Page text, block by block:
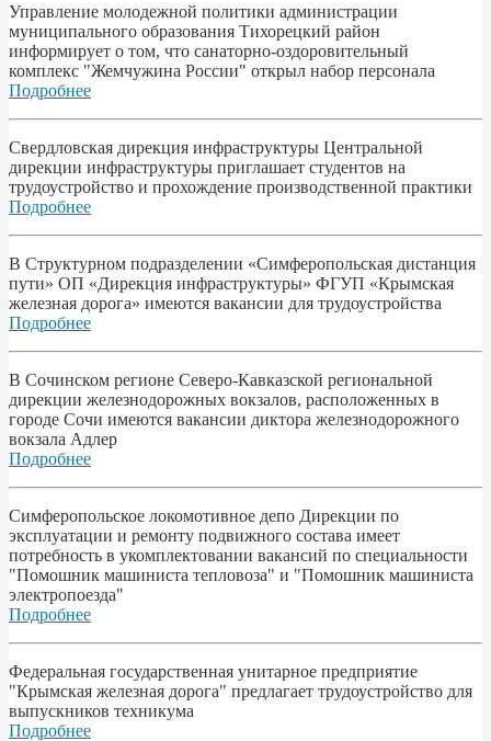
Управление молодежной политики администрации
муниципального образования Тихорецкий район
информирует о том, что санаторно-оздоровительный
комплекс "Жемчужина России" открыл набор персонала
Подробнее
Свердловская дирекция инфраструктуры Центральной
дирекции инфраструктуры приглашает студентов на
трудоустройство и прохождение производственной практики
Подробнее
В Структурном подразделении «Симферопольская дистанция
пути» ОП «Дирекция инфраструктуры» ФГУП «Крымская
железная дорога» имеются вакансии для трудоустройства
Подробнее
В Сочинском регионе Северо-Кавказской региональной
дирекции железнодорожных вокзалов, расположенных в
городе Сочи имеются вакансии диктора железнодорожного
вокзала Адлер
Подробнее
Симферопольское локомотивное депо Дирекции по
эксплуатации и ремонту подвижного состава имеет
потребность в укомплектовании вакансий по специальности
"Помошник машиниста тепловоза" и "Помошник машиниста
электропоезда"
Подробнее
Федеральная государственная унитарное предприятие
"Крымская железная дорога" предлагает трудоустройство для
выпускников техникума
Подробнее